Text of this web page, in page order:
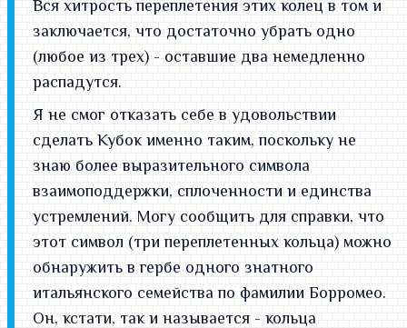
Вся хитрость переплетения этих колец в том и
заключается, что достаточно убрать одно
(любое из трех) - оставшие два немедленно
распадутся.
Я не смог отказать себе в удовольствии
сделать Кубок именно таким, поскольку не
знаю более выразительного символа
взаимоподдержки, сплоченности и единства
устремлений. Могу сообщить для справки, что
этот символ (три переплетенных кольца) можно
обнаружить в гербе одного знатного
итальянского семейства по фамилии Борромео.
Он, кстати, так и называется - кольца